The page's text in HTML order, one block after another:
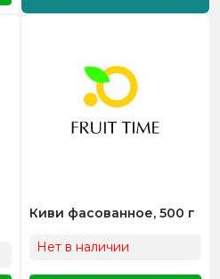
Киви фасованное, 500 г
Нет в наличии